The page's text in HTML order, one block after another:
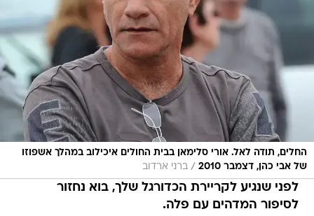
החלים, תודה לאל. אורי סלימאן בבית החולים איכילוב במהלך אשפוזו
של אבי כהן, דצמבר 2010
ברני ארדוב
לפני שנגיע לקריירת הכדורגל שלך, בוא נחזור
לסיפור המדהים עם פלה.
ב-1961 סנטוס הברזילאית הגיעה לישראל למשחק